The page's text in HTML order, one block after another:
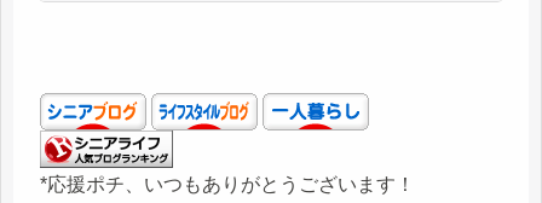
*応援ポチ、いつもありがとうございます！